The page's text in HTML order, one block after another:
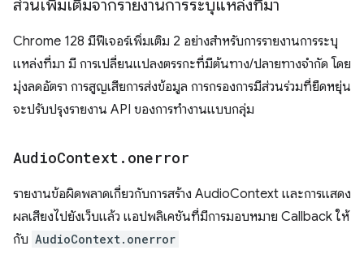
ส่วนเพิ่มเติมจากรายงานการระบุแหล่งที่มา
Chrome 128 มีฟีเจอร์เพิ่มเติม 2 อย่างสําหรับการรายงานการระบุ
แหล่งที่มา มี การเปลี่ยนแปลงตรรกะที่มีต้นทาง/ปลายทางจำกัด โดย
มุ่งลดอัตรา การสูญเสียการส่งข้อมูล การกรองการมีส่วนร่วมที่ยืดหยุ่น
จะปรับปรุงรายงาน API ของการทำงานแบบกลุ่ม
AudioContext . onerror
รายงานข้อผิดพลาดเกี่ยวกับการสร้าง AudioContext และการแสดง
ผลเสียงไปยังเว็บแล้ว แอปพลิเคชันที่มีการมอบหมาย Callback ให้
กับ AudioContext.onerror